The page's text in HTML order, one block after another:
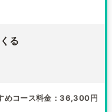
る
めコース料金 36,300円